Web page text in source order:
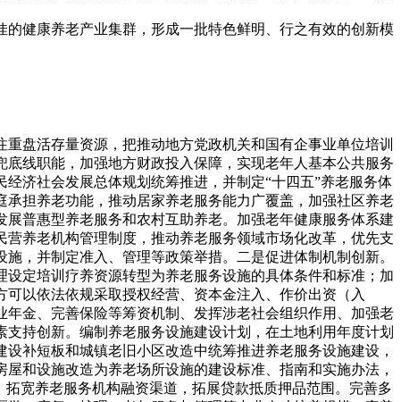
健康养老产业集群，形成一批特色鲜明、行之有效的创新模
盘活存量资源，把推动地方党政机关和国有企事业单位培训
线职能，加强地方财政投入保障，实现老年人基本公共服务
济社会发展总体规划统筹推进，并制定“十四五”养老服务体
担养老功能，推动居家养老服务能力广覆盖，加强社区养老
普惠型养老服务和农村互助养老。加强老年健康服务体系建
养老机构管理制度，推动养老服务领域市场化改革，优先支
，并制定准入、管理等政策举措。二是促进体制机制创新。
定培训疗养资源转型为养老服务设施的具体条件和标准；加
以依法依规采取授权经营、资本金注入、作价出资（入
金、完善保险等筹资机制、发挥涉老社会组织作用、加强老
持创新。编制养老服务设施建设计划，在土地利用年度计划
补短板和城镇老旧小区改造中统筹推进养老服务设施建设，
和设施改造为养老场所设施的建设标准、指南和实施办法，
宽养老服务机构融资渠道，拓展贷款抵质押品范围。完善多